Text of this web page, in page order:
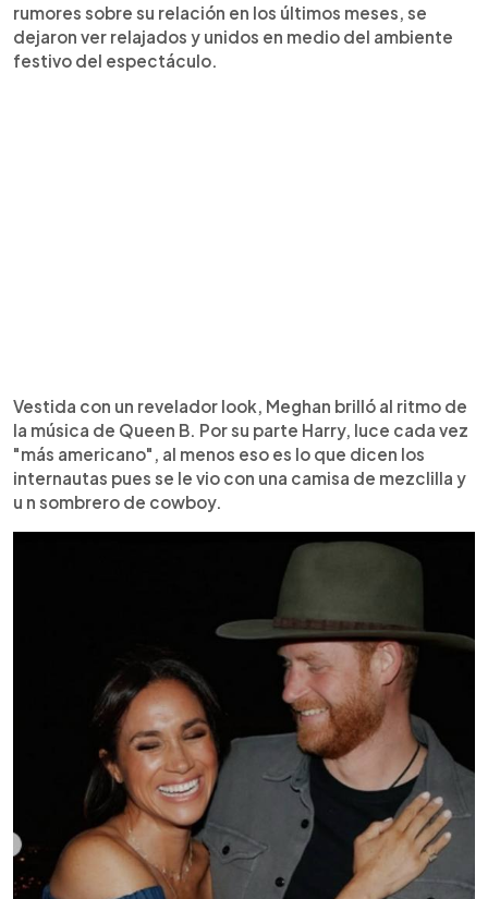
rumores sobre su relación en los últimos meses, se
dejaron ver relajados y unidos en medio del ambiente
festivo del espectáculo.
Vestida con un revelador look, Meghan brilló al ritmo de
la música de Queen B. Por su parte Harry, luce cada vez
"más americano", al menos eso es lo que dicen los
internautas pues se le vio con una camisa de mezclilla y
u n sombrero de cowboy.